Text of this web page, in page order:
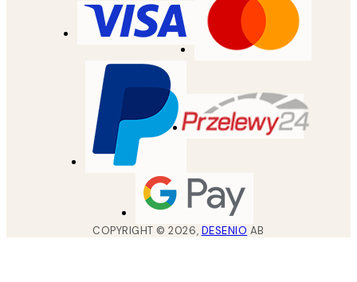
COPYRIGHT ©2026, DESENIO AB